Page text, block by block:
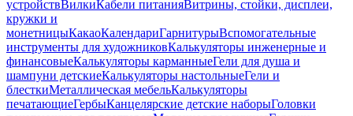
устройствВилкиКабели питанияВитрины, стойки, дисплеи,
кружки и
монетницыКакаоКалендариГарнитурыВспомогательные
инструменты для художниковКалькуляторы инженерные и
финансовыеКалькуляторы карманныеГели для душа и
шампуни детскиеКалькуляторы настольныеГели и
блесткиМеталлическая мебельКалькуляторы
печатающиеГербыКанцелярские детские наборыГоловки